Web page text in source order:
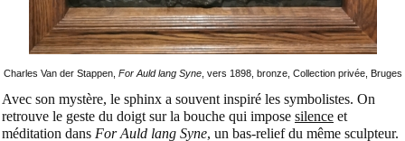
Charles Van der Stappen, For Auld lang Syne, vers 1898, bronze, Collection privée, Bruges
Avec son mystère, le sphinx a souvent inspiré les symbolistes. On
retrouve le geste du doigt sur la bouche qui impose silence et
méditation dans For Auld lang Syne, un bas-relief du même sculpteur.